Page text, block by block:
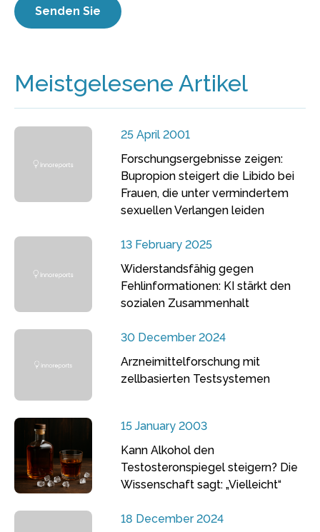
Meistgelesene Artikel
25 April 2001
Forschungsergebnisse zeigen:
Bupropion steigert die Libido bei
Frauen, die unter vermindertem
sexuellen Verlangen leiden
13 February 2025
Widerstandsfähig gegen
Fehlinformationen: KI stärkt den
sozialen Zusammenhalt
30 December 2024
Arzneimittelforschung mit
zellbasierten Testsystemen
15 January 2003
Kann Alkohol den
Testosteronspiegel steigern? Die
Wissenschaft sagt: „Vielleicht“
18 December 2024